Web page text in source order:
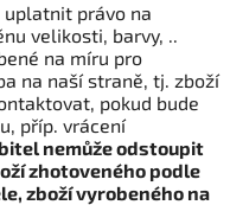
právo na
velikosti, barvy, ..
na míru pro
na naší straně, tj. zboží
pokud bude
příp. vrácení
nemůže odstoupit
zhotoveného podle
zboží vyrobeného na